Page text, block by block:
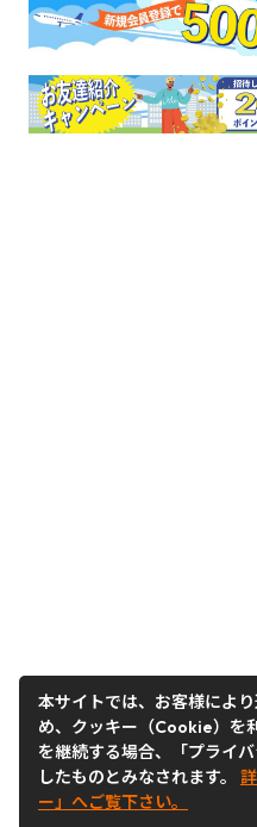
本サイトでは、お客様によ
め、クッキー（Cookie）を
を継続する場合、「プライ
したものとみなされます。
ー」へご覧下さい。